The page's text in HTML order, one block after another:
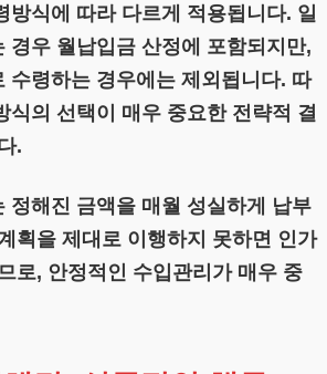
방식에 따라 다르게 적용됩니다. 일
경우 월납입금 산정에 포함되지만,
수령하는 경우에는 제외됩니다. 따
식의 선택이 매우 중요한 전략적 결
.
정해진 금액을 매월 성실하게 납부
획을 제대로 이행하지 못하면 인가
로, 안정적인 수입관리가 매우 중